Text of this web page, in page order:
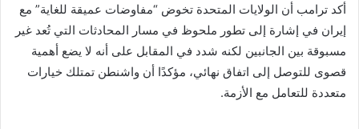
أكد ترامب أن الولايات المتحدة تخوض “مفاوضات عميقة للغاية” مع
إيران في إشارة إلى تطور ملحوظ في مسار المحادثات التي تُعد غير
مسبوقة بين الجانبين لكنه شدد في المقابل على أنه لا يضع أهمية
قصوى للتوصل إلى اتفاق نهائي، مؤكدًا أن واشنطن تمتلك خيارات
متعددة للتعامل مع الأزمة.